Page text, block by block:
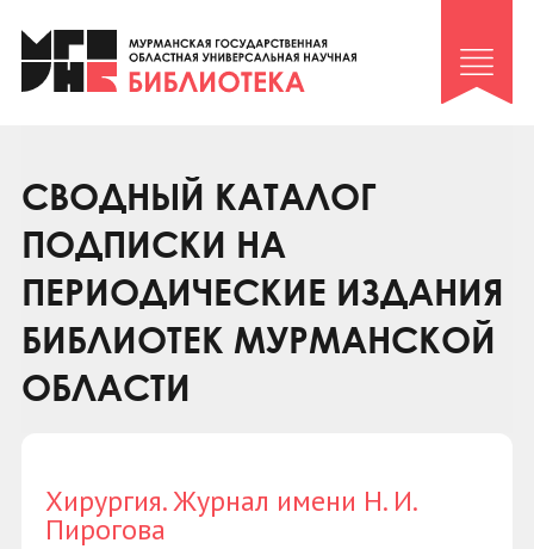
Клуб «Гиря и сельдерей»
Клуб «Семейный архив»
Коллегам
Контакты
СВОДНЫЙ КАТАЛОГ
ПОДПИСКИ НА
ПЕРИОДИЧЕСКИЕ ИЗДАНИЯ
БИБЛИОТЕК МУРМАНСКОЙ
ОБЛАСТИ
Хирургия. Журнал имени Н. И.
Пирогова